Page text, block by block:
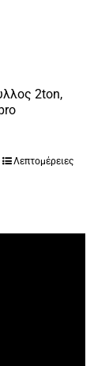
2ton,
Λεπτομέρειες